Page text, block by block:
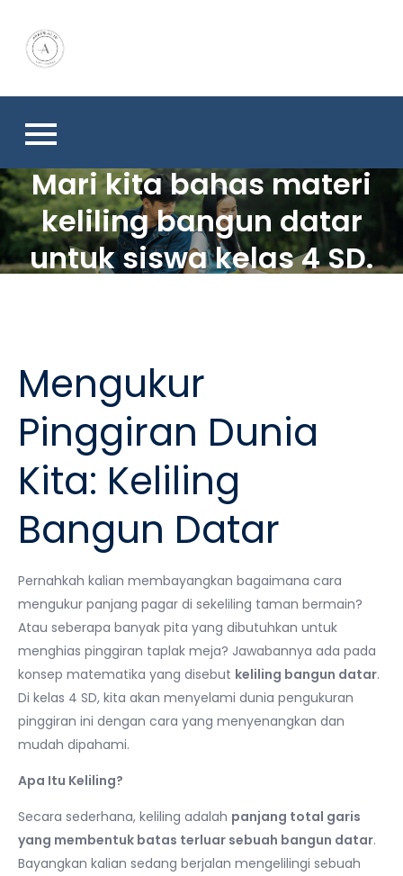
content
Mari kita bahas materi
keliling bangun datar
untuk siswa kelas 4 SD.
Mengukur
Pinggiran Dunia
Kita: Keliling
Bangun Datar
Pernahkah kalian membayangkan bagaimana cara
mengukur panjang pagar di sekeliling taman bermain?
Atau seberapa banyak pita yang dibutuhkan untuk
menghias pinggiran taplak meja? Jawabannya ada pada
konsep matematika yang disebut keliling bangun datar.
Di kelas 4 SD, kita akan menyelami dunia pengukuran
pinggiran ini dengan cara yang menyenangkan dan
mudah dipahami.
Apa Itu Keliling?
Secara sederhana, keliling adalah panjang total garis
yang membentuk batas terluar sebuah bangun datar.
Bayangkan kalian sedang berjalan mengelilingi sebuah